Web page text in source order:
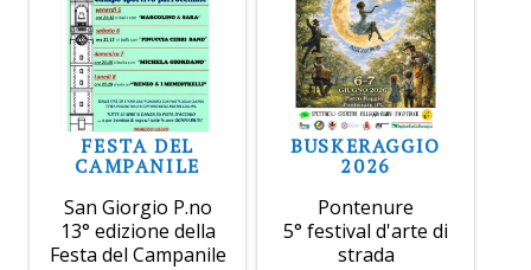
FESTA DEL
CAMPANILE
San Giorgio P.no
13° edizione della
Festa del Campanile
BUSKERAGGIO
2026
Pontenure
5° festival d'arte di
strada